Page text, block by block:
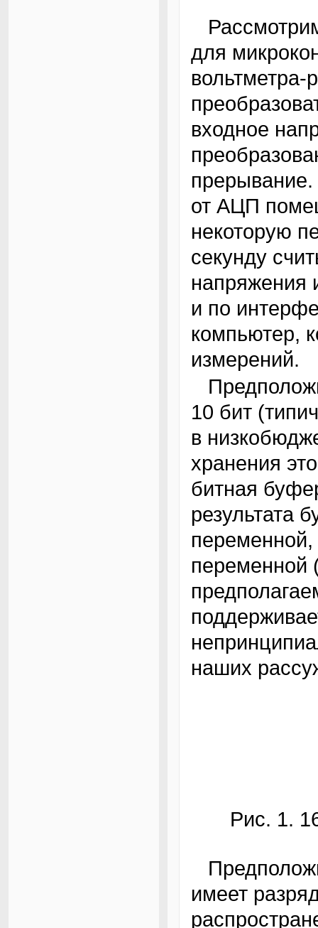
Рассмотрим такой пример. Наше приложение
для
вольтметра-
входное
от АЦП
некоторую
секунду
напряжения
и по
компьютер,
измерений.
Предположим, что наш АЦП имеет разрешение
10 бит
в
хранения
битная
результата
переменной
наших
Рис. 1.
Предположим также, что наш микроконтроллер
имеет